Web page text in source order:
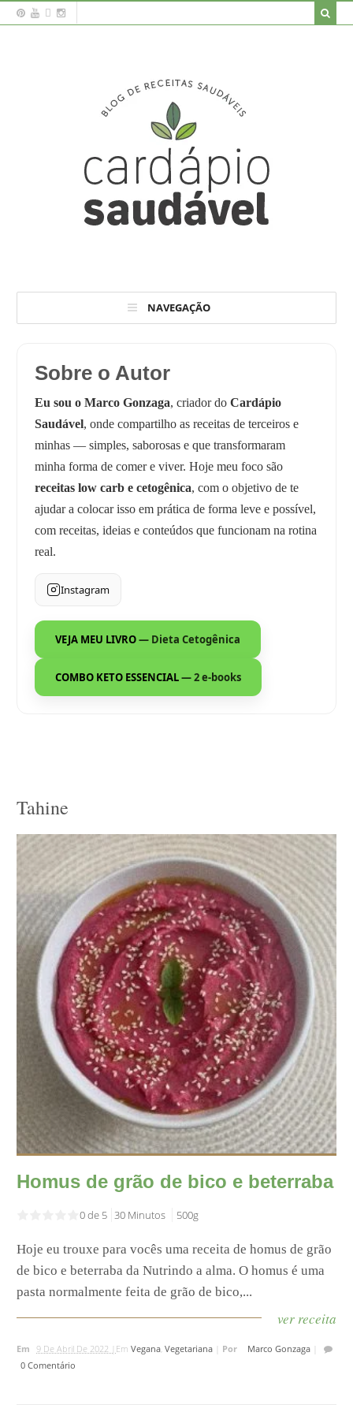
NAVEGAÇÃO
Sobre o Autor
Eu sou o Marco Gonzaga, criador doCardápio
Saudável, onde compartilho as receitas de terceiros e
minhas — simples, saborosas e que transformaram
minha forma de comer e viver. Hoje meu foco são
receitas low carb e cetogênica, com o objetivo de te
ajudar a colocar isso em prática de forma leve e possível,
com receitas, ideias e conteúdos que funcionam na rotina
real.
Instagram
VEJA MEU LIVRO— Dieta Cetogênica
COMBO KETO ESSENCIAL— 2 e-books
Tahine
Homus de grão de bico e beterraba
0 de 5 30 Minutos 500g
Hoje eu trouxe para vocês uma receita de homus de grão
de bico e beterraba da Nutrindo a alma. O homus é uma
pasta normalmente feita de grão de bico,...
ver receita
Em 9 De Abril De 2022 | EmVegana ,Vegetariana Por Marco Gonzaga
0 Comentário